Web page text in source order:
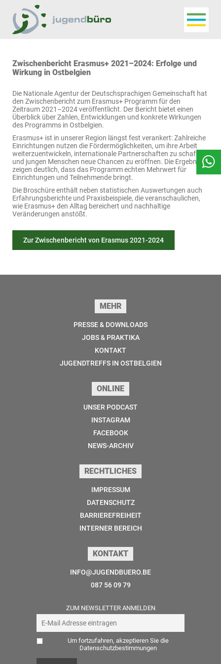
Zwischenbericht Erasmus+ 2021–2024: Erfolge und
Wirkung in Ostbelgien
Die Nationale Agentur der Deutschsprachigen Gemeinschaft hat
den Zwischenbericht zum Erasmus+ Programm für den
Zeitraum 2021–2024 veröffentlicht. Der Bericht bietet einen
Überblick über Zahlen, Entwicklungen und konkrete Wirkungen
des Programms in Ostbelgien.
Erasmus+ ist in unserer Region längst fest verankert: Zahlreiche
Einrichtungen nutzen die Fördermöglichkeiten, um ihre Arbeit
weiterzuentwickeln, internationale Partnerschaften zu schaffen
und jungen Menschen neue Chancen zu eröffnen. Die Ergebnisse
zeigen deutlich, dass das Programm echten Mehrwert für
Einrichtungen und Teilnehmende bringt.
Die Broschüre enthält neben statistischen Auswertungen auch
Erfahrungsberichte und Praxisbeispiele, die veranschaulichen,
wie Erasmus+ den Alltag bereichert und nachhaltige
Veränderungen anstößt.
Zur Zwischenbericht von Erasmus 2021-2024
MEHR
PRESSE & DOWNLOADS
JOBS & PRAKTIKA
KONTAKT
JUGENDTREFFS IN OSTBELGIEN
ONLINE
UNSER PODCAST
INSTAGRAM
FACEBOOK
NEWS-ARCHIV
RECHTLICHES
IMPRESSUM
DATENSCHUTZ
BARRIEREFREIHEIT
INTERNER BEREICH
KONTAKT
INFO@JUGENDBUERO.BE
087 56 09 79
ZUM NEWSLETTER ANMELDEN
Um fortzufahren, akzeptieren Sie die
Datenschutzbestimmungen